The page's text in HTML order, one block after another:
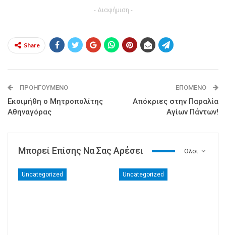
- Διαφήμιση -
Share
ΠΡΟΗΓΟΎΜΕΝΟ
Εκοιμήθη ο Μητροπολίτης
Αθηναγόρας
ΕΠΌΜΕΝΟ
Απόκριες στην Παραλία
Αγίων Πάντων!
Ολοι
Μπορεί Επίσης Να Σας Αρέσει
Uncategorized Uncategorized